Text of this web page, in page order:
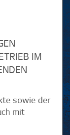
IM
sowie der
mit